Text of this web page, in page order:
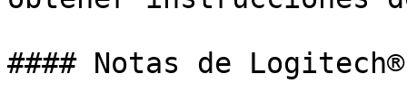
#### Notas de Logitech®